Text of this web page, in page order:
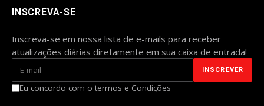
INSCREVA-SE
Inscreva-se em nossa lista de e-mails para receber
atualizações diárias diretamente em sua caixa de entrada!
Eu concordo com o termos e Condições